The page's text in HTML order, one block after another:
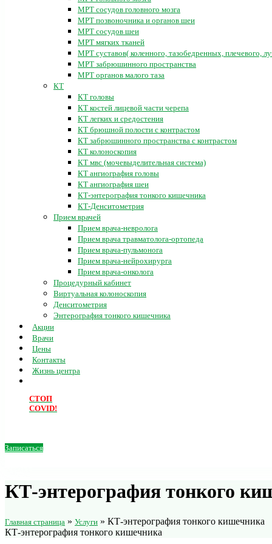
МРТ сосудов головного мозга
МРТ позвоночника и органов шеи
МРТ сосудов шеи
МРТ мягких тканей
МРТ суставов( коленного, тазобедренных, плечевого,
МРТ забрюшинного пространства
МРТ органов малого таза
КТ
КТ головы
КТ костей лицевой части черепа
КТ легких и средостения
КТ брюшной полости с контрастом
КТ забрюшинного пространства с контрастом
КТ колоноскопия
КТ мвс (мочевыделительная система)
КТ ангиография головы
КТ ангиография шеи
КТ-энтерография тонкого кишечника
КТ-Денситометрия
Прием врачей
Прием врача-невролога
Прием врача травматолога-ортопеда
Прием врача-пульмонога
Прием врача-нейрохирурга
Прием врача-онколога
Процедурный кабинет
Виртуальная колоноскопия
Денситометрия
Энтерография тонкого кишечника
Акции
Врачи
Цены
Контакты
Жизнь центра
СТОП
COVID!
Записаться
КТ-энтерография тонкого
Главная страница » Услуги » КТ-энтерография тонкого кишечника
КТ-энтерография тонкого кишечника